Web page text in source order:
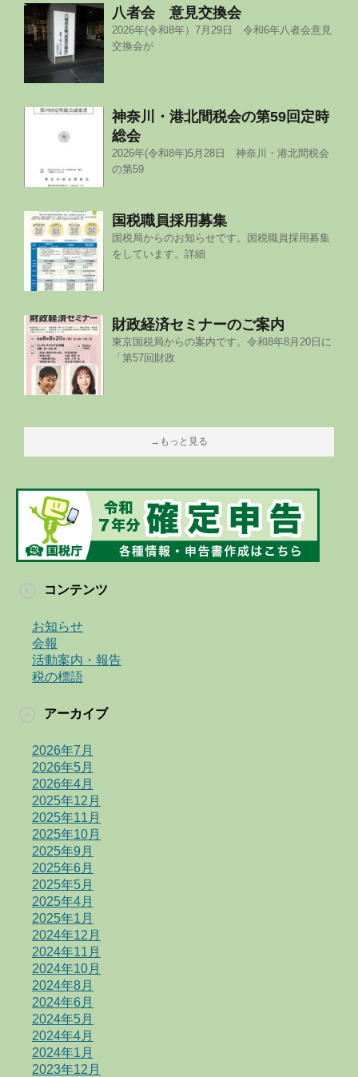
八者会 意見交換会
2026年(令和8年）7月29日 令和6年八者会意見
交換会が
神奈川・港北間税会の第59回定時
総会
2026年(令和8年)5月28日 神奈川・港北間税会
の第59
国税職員採用募集
国税局からのお知らせです。国税職員採用募集
をしています。詳細
財政経済セミナーのご案内
東京国税局からの案内です。令和8年8月20日に
「第57回財政
→もっと見る
コンテンツ
お知らせ
会報
活動案内・報告
税の標語
アーカイブ
2026年7月
2026年5月
2026年4月
2025年12月
2025年11月
2025年10月
2025年9月
2025年6月
2025年5月
2025年4月
2025年1月
2024年12月
2024年11月
2024年10月
2024年8月
2024年6月
2024年5月
2024年4月
2024年1月
2023年12月